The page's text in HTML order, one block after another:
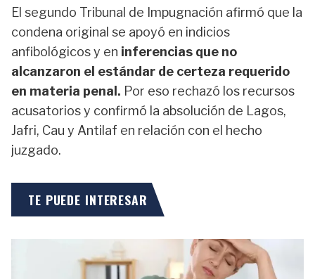
El segundo Tribunal de Impugnación afirmó que la
condena original se apoyó en indicios
anfibológicos y en inferencias que no
alcanzaron el estándar de certeza requerido
en materia penal. Por eso rechazó los recursos
acusatorios y confirmó la absolución de Lagos,
Jafri, Cau y Antilaf en relación con el hecho
juzgado.
TE PUEDE INTERESAR